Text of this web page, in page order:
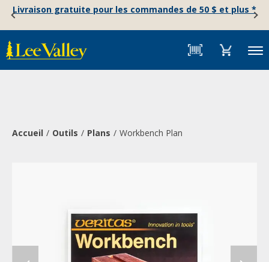
content
StatementLivraison gratuite pour les commandes de 50 $ et plus *
Menu
Accueil Outils Plans Workbench Plan